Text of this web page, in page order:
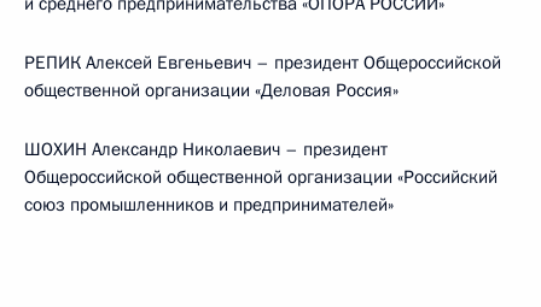
РЕПИК Алексей Евгеньевич – президент Общероссийской
общественной организации «Деловая Россия»
ШОХИН Александр Николаевич – президент
Общероссийской общественной организации «Российский
союз промышленников и предпринимателей»